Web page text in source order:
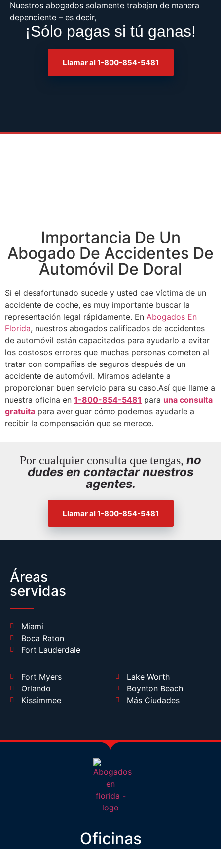
Nuestros abogados solamente trabajan de manera
dependiente – es decir,
¡Sólo pagas si tú ganas!
Llamar al 1-800-854-5481
Importancia De Un
Abogado De Accidentes De
Automóvil De Doral
Si el desafortunado sucede y usted cae víctima de un
accidente de coche, es muy importante buscar la
representación legal rápidamente. En Abogados En
Florida, nuestros abogados calificados de accidentes
de automóvil están capacitados para ayudarlo a evitar
los costosos errores que muchas personas cometen al
tratar con compañías de seguros después de un
accidente de automóvil. Miramos adelante a
proporcionar buen servicio para su caso.Así que llame a
nuestra oficina en 1-800-854-5481 para una consulta
gratuita para averiguar cómo podemos ayudarle a
recibir la compensación que se merece.
Por cualquier consulta que tengas, no
dudes en contactar nuestros
agentes.
Llamar al 1-800-854-5481
Áreas
servidas
Miami
Boca Raton
Fort Lauderdale
Fort Myers
Orlando
Kissimmee
Lake Worth
Boynton Beach
Más Ciudades
Oficinas